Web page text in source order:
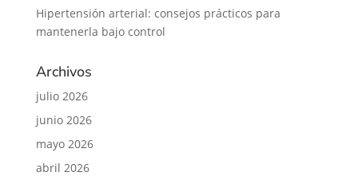
Hipertensión arterial: consejos prácticos para
mantenerla bajo control
Archivos
julio 2026
junio 2026
mayo 2026
abril 2026